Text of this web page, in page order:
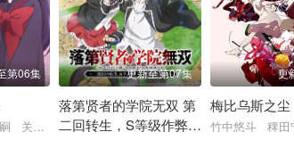
第06集
关根明良 白石晴香 三石琴乃
更新至第07集
落第贤者的学院无双 第
二回转生，S等级作弊魔
更
梅比乌斯之尘
竹中悠斗 稗